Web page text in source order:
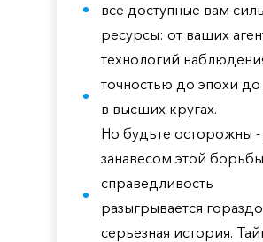
все доступные вам
ресурсы: от ваших
технологий
точностью до эпохи
в высших кругах.
Но будьте осторожны -
занавесом этой
справедливость
разыгрывается
серьезная история.